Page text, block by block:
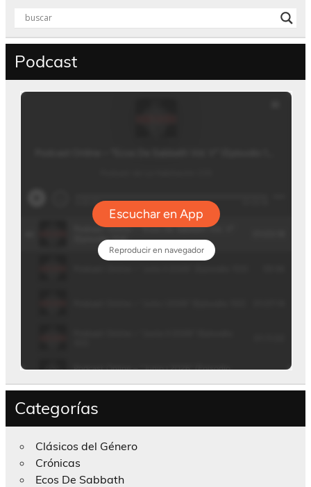
Podcast
Categorías
Clásicos del Género
Crónicas
Ecos De Sabbath